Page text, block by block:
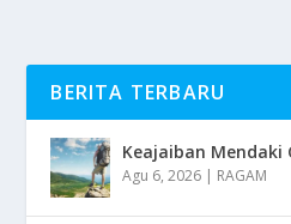
BERITA TERBARU
Keajaiban Mendaki
Agu 6, 2026 | RAGAM